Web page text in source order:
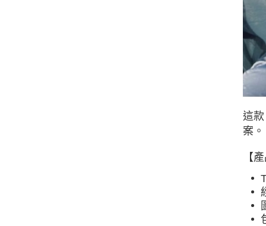
這
案。
【